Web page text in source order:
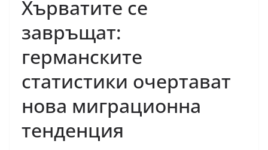
Хърватите се
завръщат:
германските
статистики очертават
нова миграционна
тенденция